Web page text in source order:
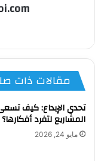
مقالات ذات
تحدي الإبداع: كيف
المشاريع لتفرد أفكارها؟
مايو 24, 2026